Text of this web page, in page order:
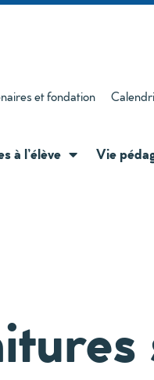
et fondation
à l’élève Vie